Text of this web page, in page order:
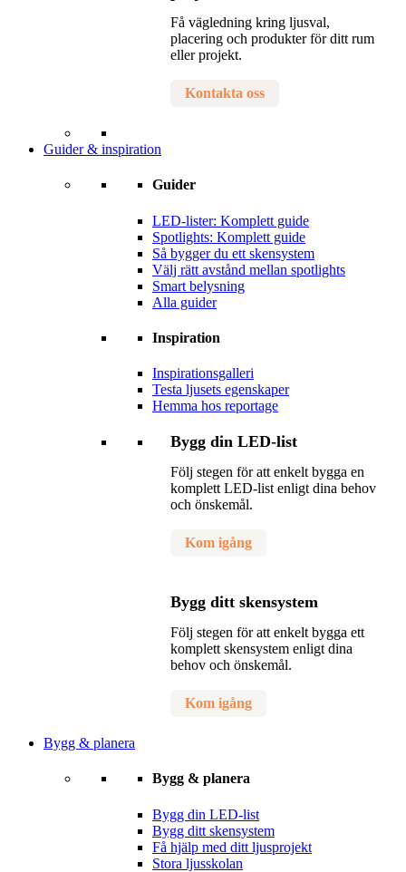
Få vägledning kring ljusval,
placering och produkter för ditt rum
eller projekt.
Kontakta oss
Guider & inspiration
Guider
LED-lister: Komplett guide
Spotlights: Komplett guide
Så bygger du ett skensystem
Välj rätt avstånd mellan spotlights
Smart belysning
Alla guider
Inspiration
Inspirationsgalleri
Testa ljusets egenskaper
Hemma hos reportage
Bygg din LED-list
Följ stegen för att enkelt bygga en
komplett LED-list enligt dina behov
och önskemål.
Kom igång
Bygg ditt skensystem
Följ stegen för att enkelt bygga ett
komplett skensystem enligt dina
behov och önskemål.
Kom igång
Bygg & planera
Bygg & planera
Bygg din LED-list
Bygg ditt skensystem
Få hjälp med ditt ljusprojekt
Stora ljusskolan